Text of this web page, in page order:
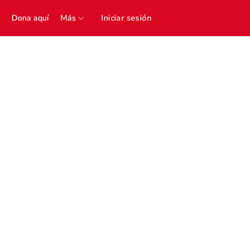
Dona aquí Más Iniciar sesión